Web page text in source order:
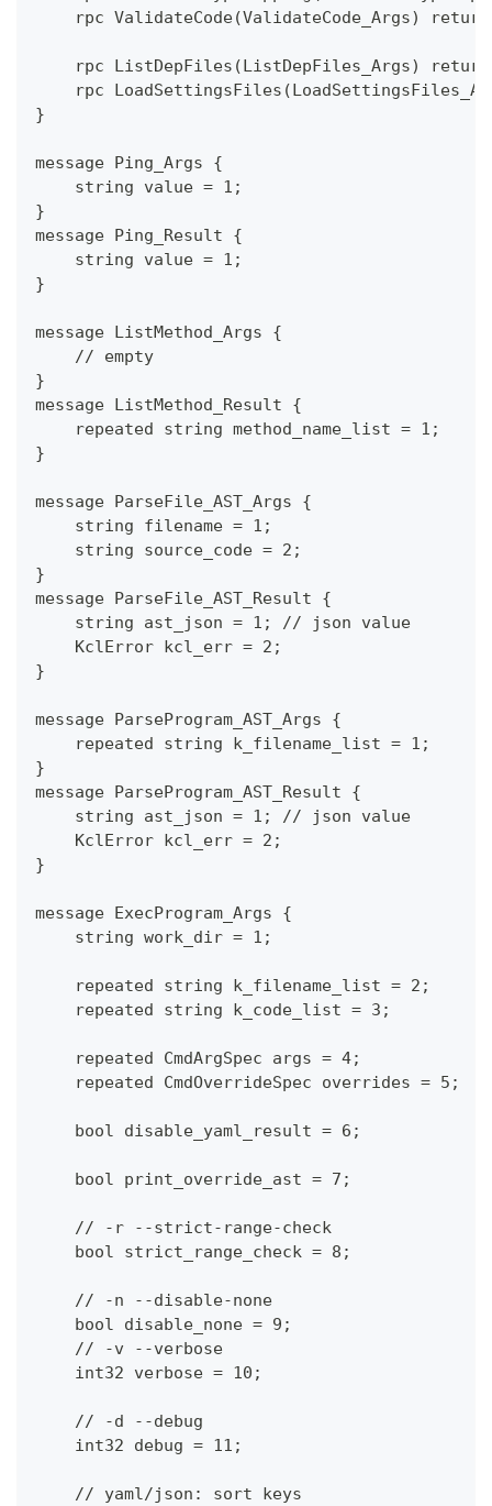
rpc ValidateCode(ValidateCode_Args)
rpc ListDepFiles(ListDepFiles_Args)
rpc
}
message Ping_Args {
    string value = 1;
}
message Ping_Result {
    string value = 1;
}
message ListMethod_Args {
    // empty
}
message ListMethod_Result {
    repeated string method_name_list = 1;
}
message ParseFile_AST_Args {
    string filename = 1;
    string source_code = 2;
}
message ParseFile_AST_Result {
    string ast_json = 1; // json value
    KclError kcl_err = 2;
}
message ParseProgram_AST_Args {
    repeated string k_filename_list = 1;
}
message ParseProgram_AST_Result {
    string ast_json = 1; // json value
    KclError kcl_err = 2;
}
message ExecProgram_Args {
    string work_dir = 1;
    repeated string k_filename_list = 2;
    repeated string k_code_list = 3;
    repeated CmdArgSpec args = 4;
    repeated CmdOverrideSpec overrides = 5;
    bool disable_yaml_result = 6;
    bool print_override_ast = 7;
    // -r --strict-range-check
    bool strict_range_check = 8;
    // -n --disable-none
    bool disable_none = 9;
    // -v --verbose
    int32 verbose = 10;
    // -d --debug
    int32 debug = 11;
    // yaml/json: sort keys